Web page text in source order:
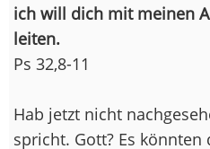
ich will dich mit meinen
leiten.
Ps 32,8-11
Hab jetzt nicht
spricht. Gott? Es könnten